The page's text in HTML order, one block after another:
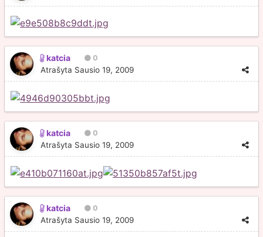
katcia 0
Atrašyta Sausio 19, 2009
katcia 0
Atrašyta Sausio 19, 2009
katcia 0
Atrašyta Sausio 19, 2009